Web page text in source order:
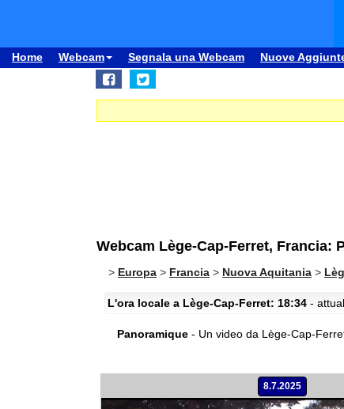
Home Webcam Segnala una Webcam Nuove
Webcam Lège-Cap-Ferret, Francia:
> Europa > Francia > Nuova Aquitania >
L'ora locale a Lège-Cap-Ferret: 18:34 -
Panoramique - Un video da Lège-Cap-
8.7.2025